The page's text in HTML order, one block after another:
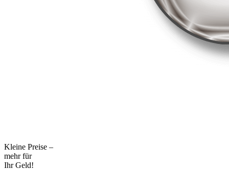
Kleine Preise –
mehr für
Ihr Geld!